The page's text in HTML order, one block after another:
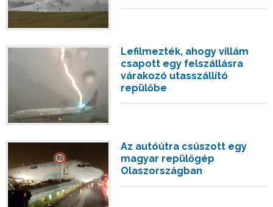
Lefilmezték, ahogy villám
csapott egy felszállásra
várakozó utasszállító
repülőbe
Az autóútra csúszott egy
magyar repülőgép
Olaszországban